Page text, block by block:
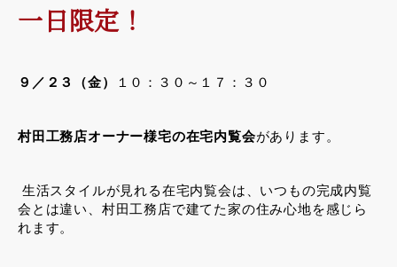
一日限定！
９／２３（金） １０：３０～１７：３０
村田工務店オーナー様宅の在宅内覧会があります。
生活スタイルが見れる在宅内覧会は、いつもの完成内覧
会とは違い、村田工務店で建てた家の住み心地を感じら
れます。